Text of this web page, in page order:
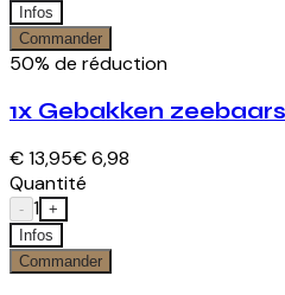
Infos
Commander
50% de réduction
1x Gebakken
€ 13,95€ 6,98
Quantité
- 1 +
Infos
Commander